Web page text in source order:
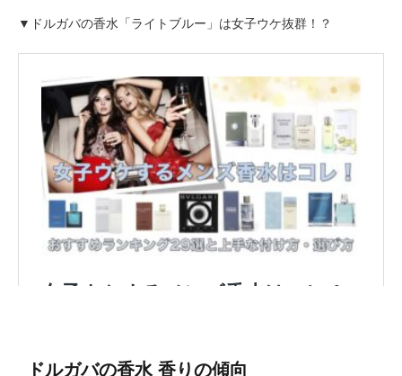
▼ドルガバの香水「ライトブルー」は女子ウケ抜群！？
ドルガバの香水 香りの傾向